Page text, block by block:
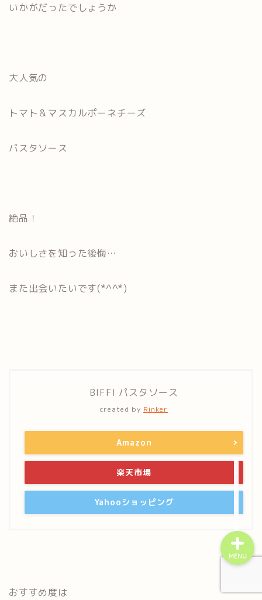
いかがだったでしょうか
大人気の
トマト＆マスカルポーネチーズ
パスタソース
絶品！
おいしさを知った後悔…
また出会いたいです(*^^*)
BIFFI パスタソース
created by Rinker
Amazon
楽天市場
Yahooショッピング
おすすめ度は
MENU
プライバシーポリシー
お問い合わせ